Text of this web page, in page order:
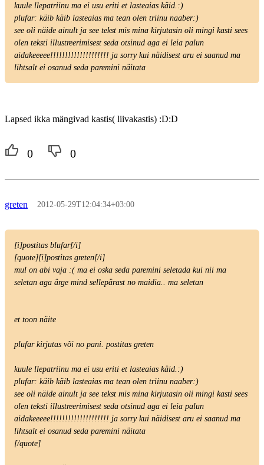
kuule llepatriinu ma ei usu eriti et lasteaias käid.:)
plufar: käib käib lasteaias ma tean olen triinu naaber:)
see oli näide ainult ja see tekst mis mina kirjutasin oli mingi kasti sees
olen teksti illustreerimisest seda otsinud aga ei leia palun
aidakeeeee!!!!!!!!!!!!!!!!!!!! ja sorry kui näidisest aru ei saanud ma
lihtsalt ei osanud seda paremini näitata
Lapsed ikka mängivad kastis( liivakastis) :D:D
0 0
greten 2012-05-29T12:04:34+03:00
[i]postitas blufar[/i]
[quote][i]postitas greten[/i]
mul on abi vaja :( ma ei oska seda paremini seletada kui nii ma
seletan aga ärge mind sellepärast no maidia.. ma seletan
et toon näite
plufar kirjutas või no pani. postitas greten
kuule llepatriinu ma ei usu eriti et lasteaias käid.:)
plufar: käib käib lasteaias ma tean olen triinu naaber:)
see oli näide ainult ja see tekst mis mina kirjutasin oli mingi kasti sees
olen teksti illustreerimisest seda otsinud aga ei leia palun
aidakeeeee!!!!!!!!!!!!!!!!!!!! ja sorry kui näidisest aru ei saanud ma
lihtsalt ei osanud seda paremini näitata
[/quote]